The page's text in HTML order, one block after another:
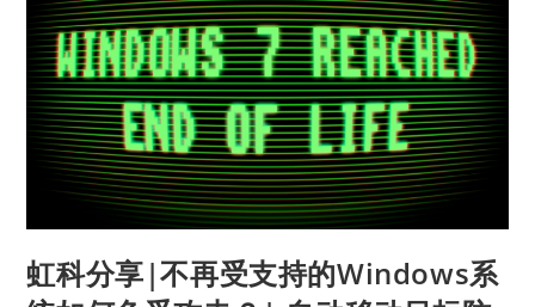
虹科分享|不再受支持的Windows系